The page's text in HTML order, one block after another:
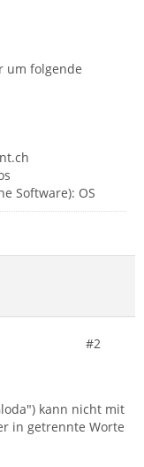
um folgende
Software): OS
#2
kann nicht mit
in getrennte Worte